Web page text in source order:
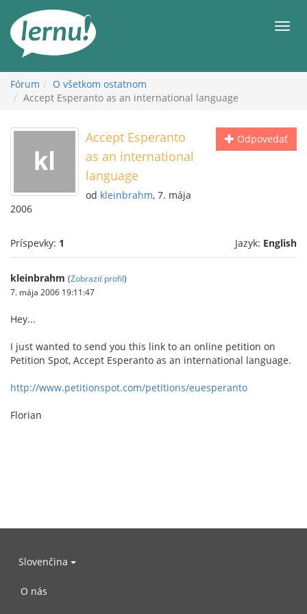
obsah
Fórum
O všetkom ostatnom
Accept Esperanto as an international language
Odpovedať
Accept Esperanto
as an international
language
od kleinbrahm, 7. mája
2006
Príspevky: 1 Jazyk: English
kleinbrahm (Zobraziť profil)
7. mája 2006 19:11:47
Hey...
I just wanted to send you this link to an online petition on
Petition Spot, Accept Esperanto as an international language.
http://www.petitionspot.com/petitions/euesperanto
Florian
Slovenčina
O nás